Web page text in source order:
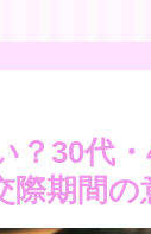
？30代
際期間の